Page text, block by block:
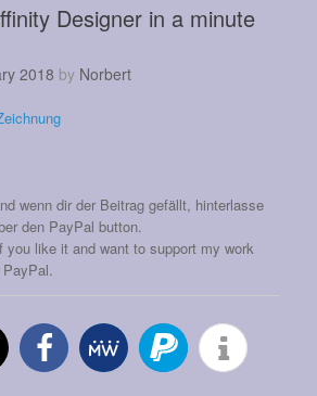
Designer in a minute
2018 by Norbert
wenn dir der Beitrag gefällt, hinterlasse
den PayPal button.
you like it and want to support my work